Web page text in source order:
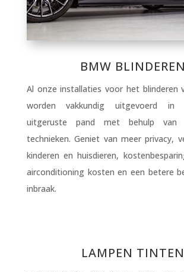
BMW BLINDEREN
Al onze installaties voor het blinderen
worden vakkundig uitgevoerd in
uitgeruste pand met behulp van
technieken. Geniet van meer privacy,
kinderen en huisdieren,
airconditioning kosten en een betere
inbraak.
LAMPEN TINTEN